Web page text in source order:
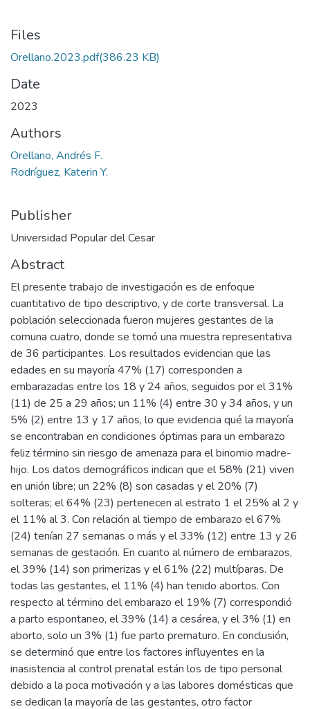
Files
Orellano.2023.pdf(386.23 KB)
Date
2023
Authors
Orellano, Andrés F.
Rodríguez, Katerin Y.
Publisher
Universidad Popular del Cesar
Abstract
El presente trabajo de investigación es de enfoque
cuantitativo de tipo descriptivo, y de corte transversal. La
población seleccionada fueron mujeres gestantes de la
comuna cuatro, donde se tomó una muestra representativa
de 36 participantes. Los resultados evidencian que las
edades en su mayoría 47% (17) corresponden a
embarazadas entre los 18 y 24 años, seguidos por el 31%
(11) de 25 a 29 años; un 11% (4) entre 30 y 34 años, y un
5% (2) entre 13 y 17 años, lo que evidencia qué la mayoría
se encontraban en condiciones óptimas para un embarazo
feliz término sin riesgo de amenaza para el binomio madre-
hijo. Los datos demográficos indican que el 58% (21) viven
en unión libre; un 22% (8) son casadas y el 20% (7)
solteras; el 64% (23) pertenecen al estrato 1 el 25% al 2 y
el 11% al 3. Con relación al tiempo de embarazo el 67%
(24) tenían 27 semanas o más y el 33% (12) entre 13 y 26
semanas de gestación. En cuanto al número de embarazos,
el 39% (14) son primerizas y el 61% (22) multíparas. De
todas las gestantes, el 11% (4) han tenido abortos. Con
respecto al término del embarazo el 19% (7) correspondió
a parto espontaneo, el 39% (14) a cesárea, y el 3% (1) en
aborto, solo un 3% (1) fue parto prematuro. En conclusión,
se determinó que entre los factores influyentes en la
inasistencia al control prenatal están los de tipo personal
debido a la poca motivación y a las labores domésticas que
se dedican la mayoría de las gestantes, otro factor